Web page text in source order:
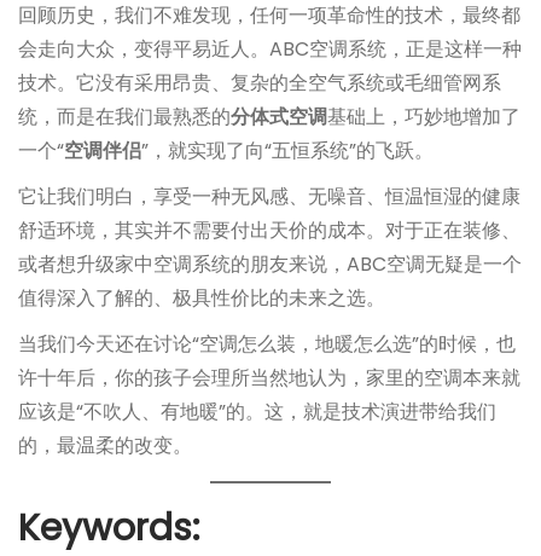
回顾历史，我们不难发现，任何一项革命性的技术，最终都
会走向大众，变得平易近人。ABC空调系统，正是这样一种
技术。它没有采用昂贵、复杂的全空气系统或毛细管网系
统，而是在我们最熟悉的分体式空调基础上，巧妙地增加了
一个“空调伴侣”，就实现了向“五恒系统”的飞跃。
它让我们明白，享受一种无风感、无噪音、恒温恒湿的健康
舒适环境，其实并不需要付出天价的成本。对于正在装修、
或者想升级家中空调系统的朋友来说，ABC空调无疑是一个
值得深入了解的、极具性价比的未来之选。
当我们今天还在讨论“空调怎么装，地暖怎么选”的时候，也
许十年后，你的孩子会理所当然地认为，家里的空调本来就
应该是“不吹人、有地暖”的。这，就是技术演进带给我们
的，最温柔的改变。
Keywords: